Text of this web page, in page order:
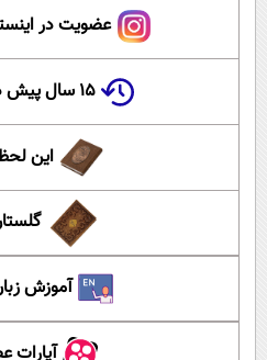
عضویت در
۱۵ سال پیش در چنین روزی
این
آموزش
آپارات